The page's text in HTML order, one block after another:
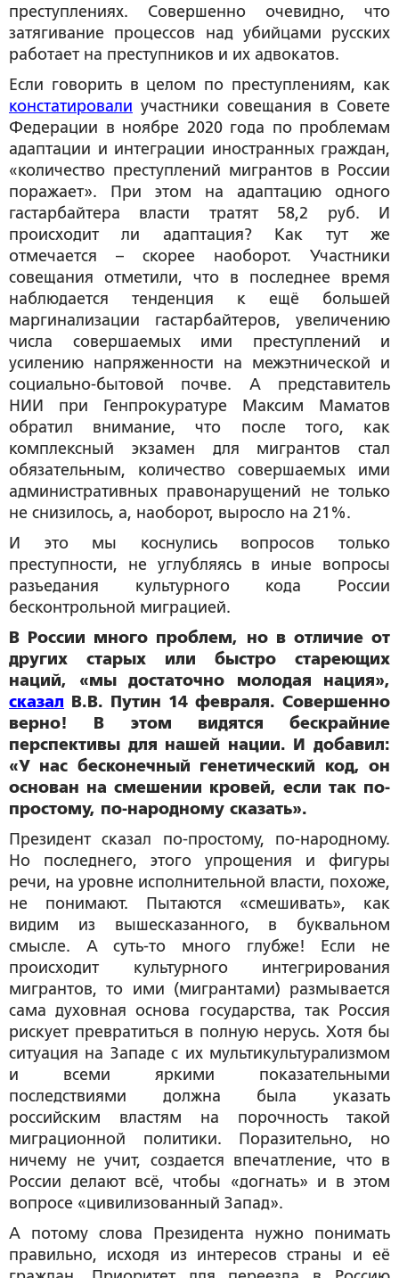
преступлениях. Совершенно очевидно, что
затягивание процессов над убийцами русских
работает на преступников и их адвокатов.
Если говорить в целом по преступлениям, как
констатировали участники совещания в Совете
Федерации в ноябре 2020 года по проблемам
адаптации и интеграции иностранных граждан,
«количество преступлений мигрантов в России
поражает». При этом на адаптацию одного
гастарбайтера власти тратят 58,2 руб. И
происходит ли адаптация? Как тут же
отмечается – скорее наоборот. Участники
совещания отметили, что в последнее время
наблюдается тенденция к ещё большей
маргинализации гастарбайтеров, увеличению
числа совершаемых ими преступлений и
усилению напряженности на межэтнической и
социально-бытовой почве. А представитель
НИИ при Генпрокуратуре Максим Маматов
обратил внимание, что после того, как
комплексный экзамен для мигрантов стал
обязательным, количество совершаемых ими
административных правонарущений не только
не снизилось, а, наоборот, выросло на 21%.
И это мы коснулись вопросов только
преступности, не углубляясь в иные вопросы
разъедания культурного кода России
бесконтрольной миграцией.
В России много проблем, но в отличие от
других старых или быстро стареющих
наций, «мы достаточно молодая нация»,
сказал В.В. Путин 14 февраля. Совершенно
верно! В этом видятся бескрайние
перспективы для нашей нации. И добавил:
«У нас бесконечный генетический код, он
основан на смешении кровей, если так по-
простому, по-народному сказать».
Президент сказал по-простому, по-народному.
Но последнего, этого упрощения и фигуры
речи, на уровне исполнительной власти, похоже,
не понимают. Пытаются «смешивать», как
видим из вышесказанного, в буквальном
смысле. А суть-то много глубже! Если не
происходит культурного интегрирования
мигрантов, то ими (мигрантами) размывается
сама духовная основа государства, так Россия
рискует превратиться в полную нерусь. Хотя бы
ситуация на Западе с их мультикультурализмом
и всеми яркими показательными
последствиями должна была указать
российским властям на порочность такой
миграционной политики. Поразительно, но
ничему не учит, создается впечатление, что в
России делают всё, чтобы «догнать» и в этом
вопросе «цивилизованный Запад».
А потому слова Президента нужно понимать
правильно, исходя из интересов страны и её